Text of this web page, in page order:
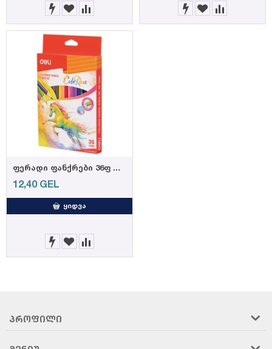
ფერადი ფანქრები 36ფ C00330, DELI
12,40 GEL
ᲧᲘᲓᲕᲐ
ᲞᲠᲝᲤᲘᲚᲘ